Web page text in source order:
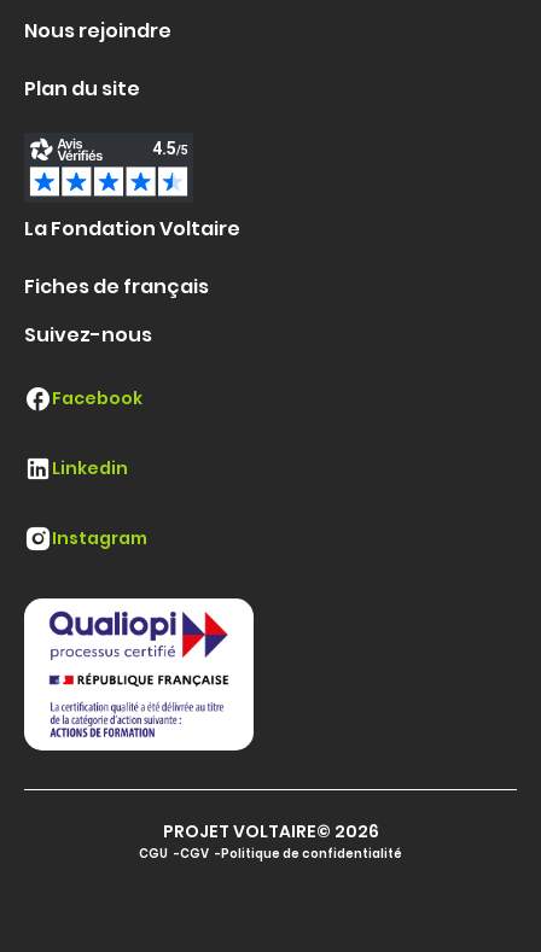
Nous rejoindre
Plan du site
La Fondation Voltaire
Fiches de français
Suivez-nous
Facebook
Linkedin
Instagram
PROJET VOLTAIRE© 2026
CGU CGV Politique de confidentialité